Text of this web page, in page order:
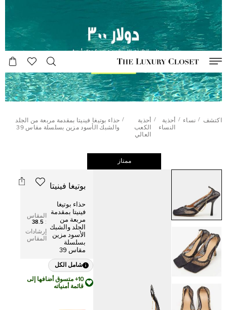
اكتشف / نساء /
أحذية
النساء
/
أحذية
الكعب
العالي
/ حذاء بوتيغا فينيتا بمقدمة مربعة من الجلد
والشبك الأسود مزين بسلسلة مقاس 39
ممتاز
بوتيغا فينيتا
حذاء بوتيغا
فينيتا بمقدمة
مربعة من
الجلد والشبك
الأسود مزين
بسلسلة
مقاس 39
المقاس
:
38.5
إرشادات
المقاس
شامل الكل
10+ متسوق أضافها إلى
قائمة أمنياته